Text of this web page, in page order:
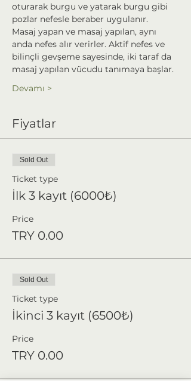
oturarak burgu ve yatarak burgu gibi
pozlar nefesle beraber uygulanır.
Masaj yapan ve masaj yapılan, aynı
anda nefes alır verirler. Aktif nefes ve
bilinçli gevşeme sayesinde, iki taraf da
masaj yapılan vücudu tanımaya başlar.
Devamı >
Fiyatlar
Sold Out
Ticket type
İlk 3 kayıt (6000₺)
Price
TRY 0.00
Sold Out
Ticket type
İkinci 3 kayıt (6500₺)
Price
TRY 0.00